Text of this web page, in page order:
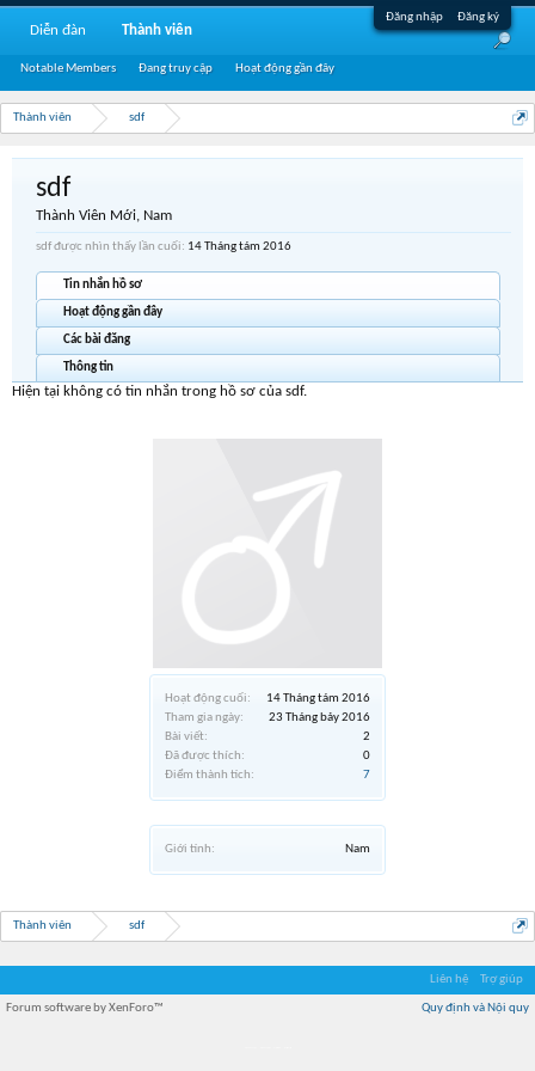
Đăng nhập Đăng ký
Thành viên sdf
Hoạt động cuối:
14 Tháng tám 2016
Tham gia ngày:
23 Tháng bảy 2016
Bài viết:
2
Đã được thích:
0
Điểm thành tích:
7
Giới tính: Nam
sdf
Thành Viên Mới, Nam
sdf được nhìn thấy lần cuối: 14 Tháng tám 2016
Tin nhắn hồ sơ
Hoạt động gần đây
Các bài đăng
Thông tin
Hiện tại không có tin nhắn trong hồ sơ của sdf.
Thành viên sdf
Diễn đàn Thành viên
Notable Members Đang truy cập Hoạt động gần đây
Liên hệ Trợ giúp
Quy định và Nội quy
Forum software by XenForo™